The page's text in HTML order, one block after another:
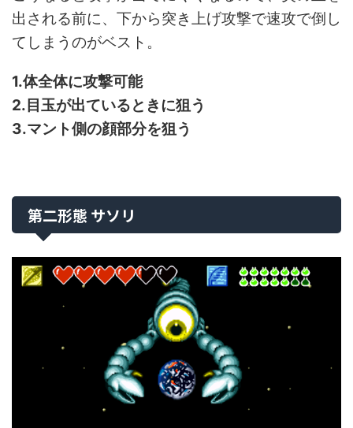
出される前に、下から突き上げ攻撃で速攻で倒し
てしまうのがベスト。
1.体全体に攻撃可能
2.目玉が出ているときに狙う
3.マント側の顔部分を狙う
第二形態 サソリ